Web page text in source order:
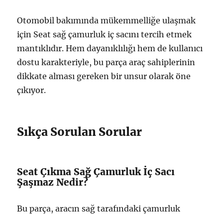
Otomobil bakımında mükemmelliğe ulaşmak
için Seat sağ çamurluk iç sacını tercih etmek
mantıklıdır. Hem dayanıklılığı hem de kullanıcı
dostu karakteriyle, bu parça araç sahiplerinin
dikkate alması gereken bir unsur olarak öne
çıkıyor.
Sıkça Sorulan Sorular
Seat Çıkma Sağ Çamurluk İç Sacı
Şaşmaz Nedir?
Bu parça, aracın sağ tarafındaki çamurluk